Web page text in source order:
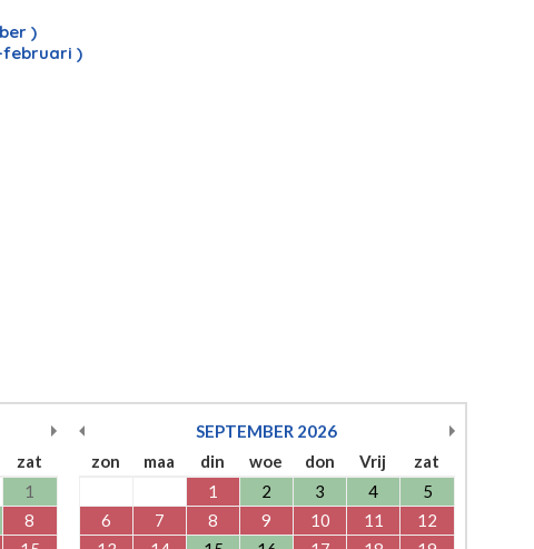
)
februari )
zat
1
8
SEPTEMBER 2026
zon
maa din woe don Vrij
zat
1
2 3 4
5
6
7 8 9 10 11
12